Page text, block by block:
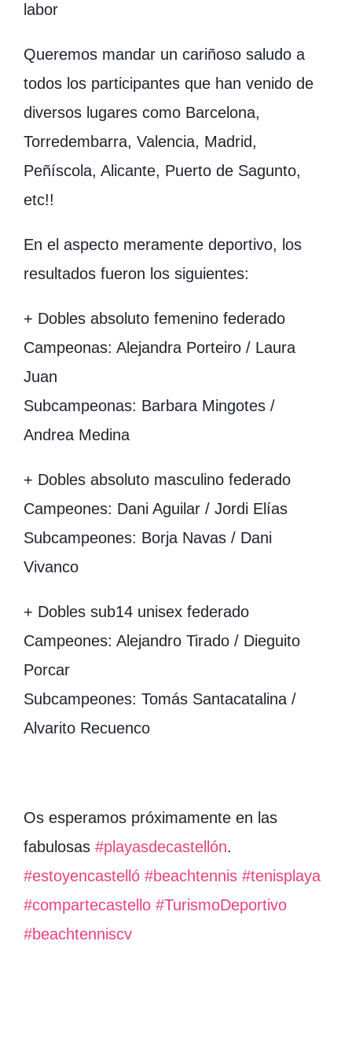
labor
Queremos mandar un cariñoso saludo a
todos los participantes que han venido de
diversos lugares como Barcelona,
Torredembarra, Valencia, Madrid,
Peñíscola, Alicante, Puerto de Sagunto,
etc!!
En el aspecto meramente deportivo, los
resultados fueron los siguientes:
+ Dobles absoluto femenino federado
Campeonas: Alejandra Porteiro / Laura
Juan
Subcampeonas: Barbara Mingotes /
Andrea Medina
+ Dobles absoluto masculino federado
Campeones: Dani Aguilar / Jordi Elías
Subcampeones: Borja Navas / Dani
Vivanco
+ Dobles sub14 unisex federado
Campeones: Alejandro Tirado / Dieguito
Porcar
Subcampeones: Tomás Santacatalina /
Alvarito Recuenco
Os esperamos próximamente en las
fabulosas #playasdecastellón.
#estoyencastelló #beachtennis #tenisplaya
#compartecastello #TurismoDeportivo
#beachtenniscv